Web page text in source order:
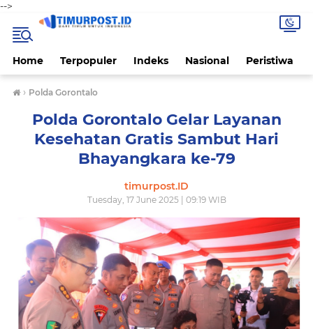
-->
Home Terpopuler Indeks Nasional Peristiwa
› Polda Gorontalo
Polda Gorontalo Gelar Layanan
Kesehatan Gratis Sambut Hari
Bhayangkara ke-79
timurpost.ID
Tuesday, 17 June 2025 | 09:19 WIB